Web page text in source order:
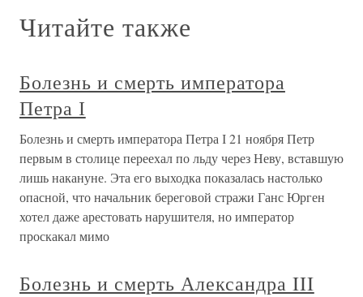
Читайте также
Болезнь и смерть императора
Петра І
Болезнь и смерть императора Петра І 21 ноября Петр
первым в столице переехал по льду через Неву, вставшую
лишь накануне. Эта его выходка показалась настолько
опасной, что начальник береговой стражи Ганс Юрген
хотел даже арестовать нарушителя, но император
проскакал мимо
Болезнь и смерть Александра III